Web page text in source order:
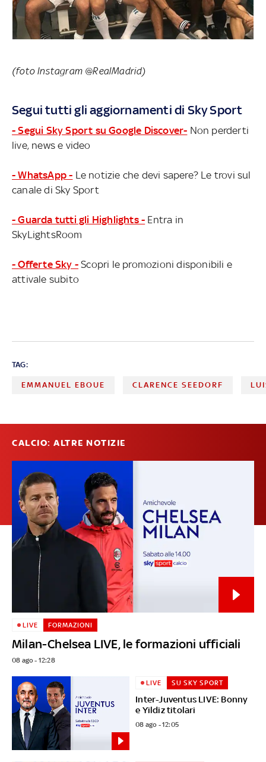
(foto Instagram @RealMadrid)
Segui tutti gli aggiornamenti di Sky Sport
- Segui Sky Sport su Google Discover- Non perderti
live, news e video
- WhatsApp - Le notizie che devi sapere? Le trovi sul
canale di Sky Sport
- Guarda tutti gli Highlights - Entra in
SkyLightsRoom
- Offerte Sky - Scopri le promozioni disponibili e
attivale subito
TAG:
EMMANUEL EBOUE CLARENCE SEEDORF
CALCIO: ALTRE NOTIZIE
Milan-Chelsea LIVE, le formazioni ufficiali
LIVE FORMAZIONI
08 ago - 12:28
Inter-Juventus LIVE: Bonny
e Yildiz titolari
LIVE SU SKY SPORT
08 ago - 12:05